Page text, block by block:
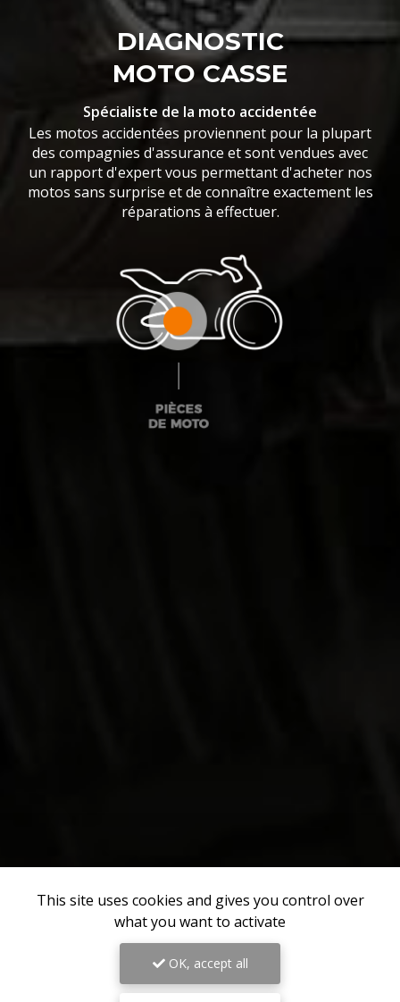
DIAGNOSTIC
MOTO CASSE
Spécialiste de la moto accidentée
Les motos accidentées proviennent pour la plupart
des compagnies d'assurance et sont vendues avec
un rapport d'expert vous permettant d'acheter nos
motos sans surprise et de connaître exactement les
réparations à effectuer.
This site uses cookies and gives you control over
what you want to activate
OK, accept all